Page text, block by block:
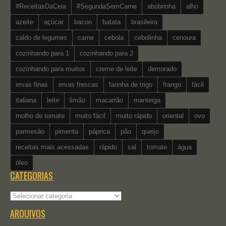
#ReceitasDaCeia #SegundaSemCarne abobrinha alho
azeite açúcar bacon batata brasileira
caldo de legumes carne cebola cebolinha cenoura
cozinhando para 1 cozinhando para 2
cozinhando para muitos creme de leite demorado
ervas finas ervas frescas farinha de trigo frango fácil
italiana leite limão macarrão manteiga
molho de tomate muito fácil muito rápido oriental ovo
parmesão pimenta páprica pão queijo
receitas mais acessadas rápido sal tomate água
óleo
CATEGORIAS
Categorias
ARQUIVOS